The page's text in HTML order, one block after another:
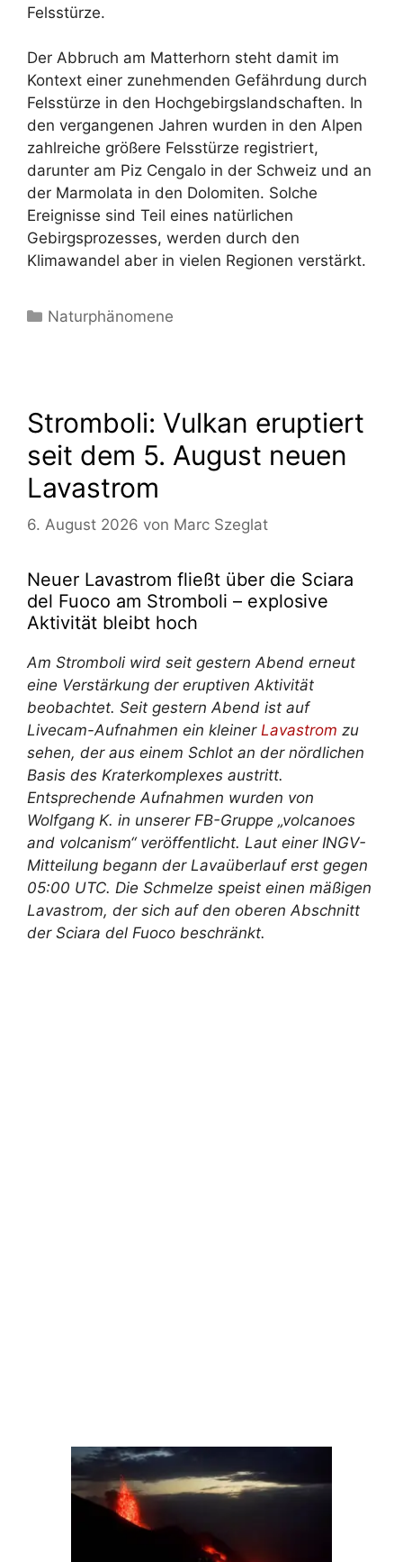
Felsstürze.
Der Abbruch am Matterhorn steht damit im
Kontext einer zunehmenden Gefährdung durch
Felsstürze in den Hochgebirgslandschaften. In
den vergangenen Jahren wurden in den Alpen
zahlreiche größere Felsstürze registriert,
darunter am Piz Cengalo in der Schweiz und an
der Marmolata in den Dolomiten. Solche
Ereignisse sind Teil eines natürlichen
Gebirgsprozesses, werden durch den
Klimawandel aber in vielen Regionen verstärkt.
Kategorien
Naturphänomene
Stromboli: Vulkan eruptiert
seit dem 5. August neuen
Lavastrom
6. August 2026 von Marc Szeglat
Neuer Lavastrom fließt über die Sciara
del Fuoco am Stromboli – explosive
Aktivität bleibt hoch
Am Stromboli wird seit gestern Abend erneut
eine Verstärkung der eruptiven Aktivität
beobachtet. Seit gestern Abend ist auf
Livecam-Aufnahmen ein kleiner Lavastrom zu
sehen, der aus einem Schlot an der nördlichen
Basis des Kraterkomplexes austritt.
Entsprechende Aufnahmen wurden von
Wolfgang K. in unserer FB-Gruppe „volcanoes
and volcanism“ veröffentlicht. Laut einer INGV-
Mitteilung begann der Lavaüberlauf erst gegen
05:00 UTC. Die Schmelze speist einen mäßigen
Lavastrom, der sich auf den oberen Abschnitt
der Sciara del Fuoco beschränkt.